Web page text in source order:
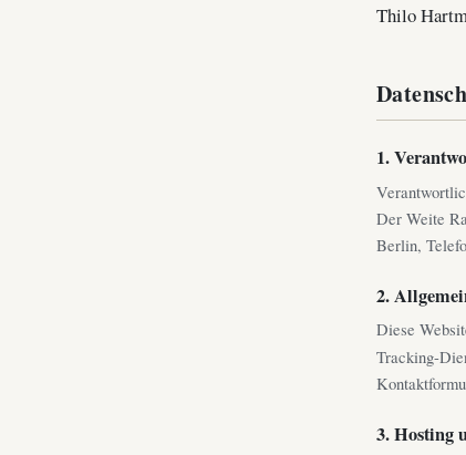
Thilo
1.
Der Weite
Berlin,
2.
Diese
Tracking-
3. Hosting